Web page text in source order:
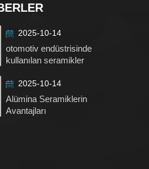
2025-10-14
otomotiv endüstrisinde
kullanılan seramikler
2025-10-14
Alümina Seramiklerin
Avantajları